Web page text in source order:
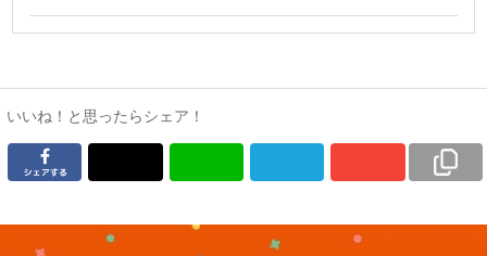
いいね！と思ったらシェア！